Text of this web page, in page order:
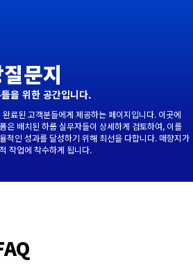
문지
을 위한 공간입니다.
료된 고객분들에게 제공하는 페이지입니다. 이곳에
은 배치된 하룹 실무자들이 상세하게 검토하여, 이를
적인 성과를 달성하기 위해 최선을 다합니다. 매향지가
작업에 착수하게 됩니다.
tab)